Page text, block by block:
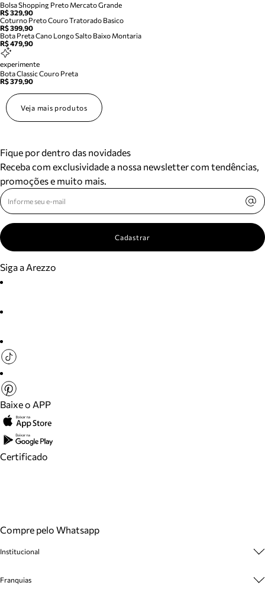
Bolsa Shopping Preto Mercato Grande
R$ 329,90
Coturno Preto Couro Tratorado Basico
R$ 399,90
Bota Preta Cano Longo Salto Baixo Montaria
R$ 479,90
experimente
Bota Classic Couro Preta
R$ 379,90
Veja mais produtos
Fique por dentro das novidades
Receba com exclusividade a nossa newsletter com tendências,
promoções e muito mais.
Cadastrar
Siga a Arezzo
Baixe o APP
Certificado
Compre pelo Whatsapp
Institucional
Cashback
Franquias